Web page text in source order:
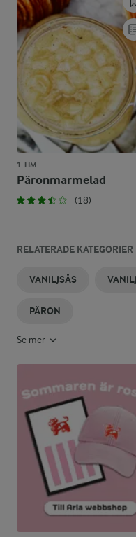
1 TIM
Päronmarmelad
(18)
RELATERADE KATEGORIER
VANILJSÅS
PÄRON
Se mer